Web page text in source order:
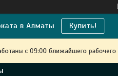
в Алматы Купить!
с 09:00 ближайшего рабочего